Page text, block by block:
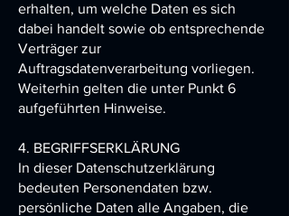
erhalten, um welche Daten es sich
dabei handelt sowie ob entsprechende
Verträger zur
Auftragsdatenverarbeitung vorliegen.
Weiterhin gelten die unter Punkt 6
aufgeführten Hinweise.
4. BEGRIFFSERKLÄRUNG
In dieser Datenschutzerklärung
bedeuten Personendaten bzw.
persönliche Daten alle Angaben, die